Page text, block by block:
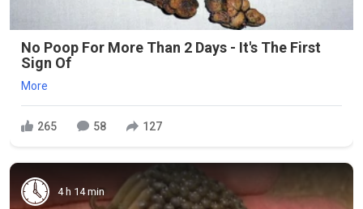
No Poop For More Than 2 Days - It's The First
Sign Of
More
265 58 127
4 h 14 min